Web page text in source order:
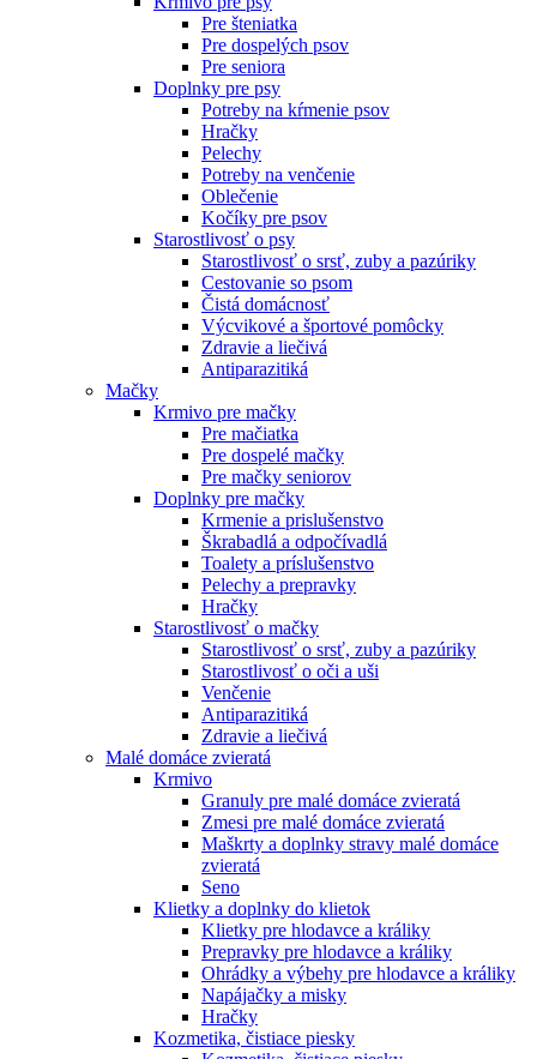
Pre šteniatka
Pre dospelých psov
Pre seniora
Doplnky pre psy
Potreby na kŕmenie psov
Hračky
Pelechy
Potreby na venčenie
Oblečenie
Kočíky pre psov
Starostlivosť o psy
Starostlivosť o srsť, zuby a pazúriky
Cestovanie so psom
Čistá domácnosť
Výcvikové a športové pomôcky
Zdravie a liečivá
Antiparazitiká
Mačky
Krmivo pre mačky
Pre mačiatka
Pre dospelé mačky
Pre mačky seniorov
Doplnky pre mačky
Krmenie a prislušenstvo
Škrabadlá a odpočívadlá
Toalety а príslušenstvo
Pelechy a prepravky
Hračky
Starostlivosť o mačky
Starostlivosť o srsť, zuby a pazúriky
Starostlivosť o oči a uši
Venčenie
Antiparazitiká
Zdravie a liečivá
Malé domáce zvieratá
Krmivo
Granuly pre malé domáce zvieratá
Zmesi pre malé domáce zvieratá
Maškrty a doplnky stravy malé domáce
zvieratá
Seno
Klietky a doplnky do klietok
Klietky pre hlodavce a králiky
Prepravky pre hlodavce a králiky
Ohrádky a výbehy pre hlodavce a králiky
Napájačky a misky
Hračky
Kozmetika, čistiace piesky